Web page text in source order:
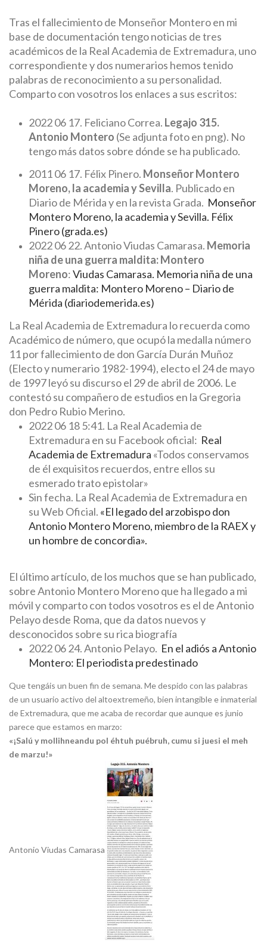
Tras el fallecimiento de Monseñor Montero en mi
base de documentación tengo noticias de tres
académicos de la Real Academia de Extremadura, uno
correspondiente y dos numerarios hemos tenido
palabras de reconocimiento a su personalidad.
Comparto con vosotros los enlaces a sus escritos:
2022 06 17. Feliciano Correa. Legajo 315.
Antonio Montero (Se adjunta foto en png). No
tengo más datos sobre dónde se ha publicado.
2011 06 17. Félix Pinero. Monseñor Montero
Moreno, la academia y Sevilla. Publicado en
Diario de Mérida y en la revista Grada. Monseñor
Montero Moreno, la academia y Sevilla. Félix
Pinero (grada.es)
2022 06 22. Antonio Viudas Camarasa. Memoria
niña de una guerra maldita: Montero
Moreno:Viudas Camarasa. Memoria niña de una
guerra maldita: Montero Moreno – Diario de
Mérida (diariodemerida.es)
La Real Academia de Extremadura lo recuerda como
Académico de número, que ocupó la medalla número
11 por fallecimiento de don García Durán Muñoz
(Electo y numerario 1982-1994), electo el 24 de mayo
de 1997 leyó su discurso el 29 de abril de 2006. Le
contestó su compañero de estudios en la Gregoria
don Pedro Rubio Merino.
2022 06 18 5:41. La Real Academia de
Extremadura en su Facebook oficial: Real
Academia de Extremadura «Todos conservamos
de él exquisitos recuerdos, entre ellos su
esmerado trato epistolar»
Sin fecha. La Real Academia de Extremadura en
su Web Oficial. «El legado del arzobispo don
Antonio Montero Moreno, miembro de la RAEX y
un hombre de concordia».
El último artículo, de los muchos que se han publicado,
sobre Antonio Montero Moreno que ha llegado a mi
móvil y comparto con todos vosotros es el de Antonio
Pelayo desde Roma, que da datos nuevos y
desconocidos sobre su rica biografía
2022 06 24. Antonio Pelayo. En el adiós a Antonio
Montero: El periodista predestinado
Que tengáis un buen fin de semana. Me despido con las palabras
de un usuario activo del altoextremeño, bien intangible e inmaterial
de Extremadura, que me acaba de recordar que aunque es junio
parece que estamos en marzo:
«¡Salú y mollihneandu pol éhtuh puébruh, cumu si juesi el meh
de marzu!»
Antonio Viudas Camarasa